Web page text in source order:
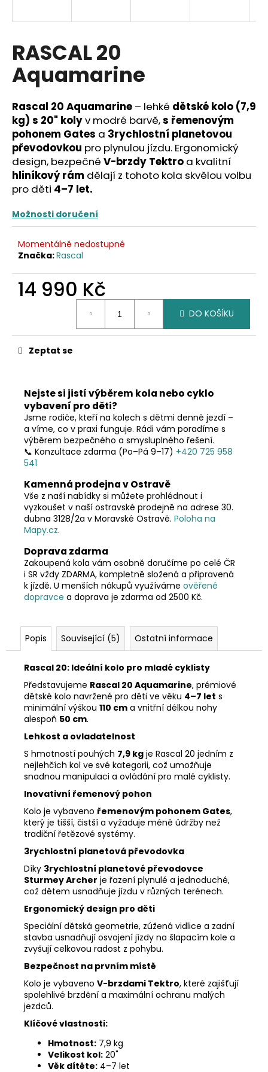
RASCAL 20
Aquamarine
Rascal 20 Aquamarine – lehké dětské kolo (7,9
kg) s 20" kolyv modré barvě,s řemenovým
pohonem Gates a 3rychlostní planetovou
převodovkou pro plynulou jízdu. Ergonomický
design, bezpečné V-brzdy Tektro a kvalitní
hliníkový rám dělají z tohoto kola skvělou volbu
pro děti 4–7 let.
Možnosti doručení
Momentálně nedostupné
Značka:Rascal
14 990 Kč
DO KOŠÍKU
Zeptat se
Nejste si jistí výběrem kola nebo cyklo
vybavení pro děti?
Jsme rodiče, kteří na kolech s dětmi denně jezdí –
a víme, co v praxi funguje. Rádi vám poradíme s
výběrem bezpečného a smysluplného řešení.
📞 Konzultace zdarma (Po–Pá 9–17) +420 725 958
541
Kamenná prodejna v Ostravě
Vše z naší nabídky si můžete prohlédnout i
vyzkoušet v naší ostravské prodejně na adrese 30.
dubna 3128/2a v Moravské Ostravě. Poloha na
Mapy.cz.
Doprava zdarma
Zakoupená kola vám osobně doručíme po celé ČR
i SR vždy ZDARMA, kompletně složená a připravená
k jízdě. U menších nákupů využíváme ověřené
dopravce a doprava je zdarma od 2500 Kč.
Popis Související (5) Ostatní informace
Rascal 20: Ideální kolo pro mladé cyklisty
Představujeme Rascal 20 Aquamarine, prémiové
dětské kolo navržené pro děti ve věku 4–7 let s
minimální výškou 110 cm a vnitřní délkou nohy
alespoň 50 cm.
Lehkost a ovladatelnost
S hmotností pouhých 7,9 kg je Rascal 20 jedním z
nejlehčích kol ve své kategorii, což umožňuje
snadnou manipulaci a ovládání pro malé cyklisty.
Inovativní řemenový pohon
Kolo je vybaveno řemenovým pohonem Gates,
který je tišší, čistší a vyžaduje méně údržby než
tradiční řetězové systémy.
3rychlostní planetová převodovka
Díky 3rychlostní planetové převodovce
Sturmey Archer je řazení plynulé a jednoduché,
což dětem usnadňuje jízdu v různých terénech.
Ergonomický design pro děti
Speciální dětská geometrie, zúžená vidlice a zadní
stavba usnadňují osvojení jízdy na šlapacím kole a
zvyšují celkovou radost z pohybu.
Bezpečnost na prvním místě
Kolo je vybaveno V-brzdami Tektro, které zajišťují
spolehlivé brzdění a maximální ochranu malých
jezdců.
Klíčové vlastnosti:
Hmotnost: 7,9 kg
Velikost kol: 20"
Věk dítěte: 4–7 let
í
t
?
HLEDAT
D
p
o
u
č
u
e